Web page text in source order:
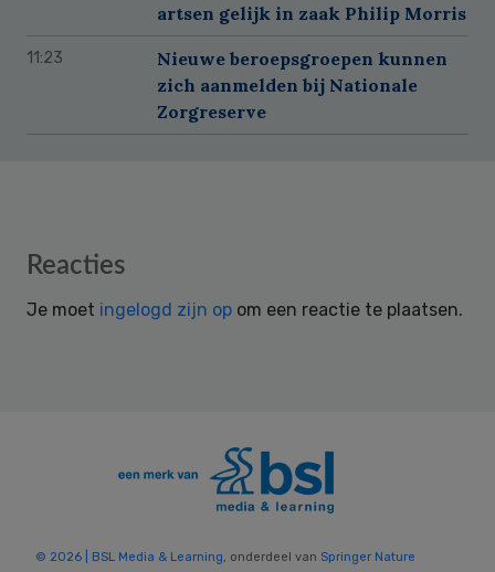
artsen gelijk in zaak Philip Morris
11:23
Nieuwe beroepsgroepen kunnen
zich aanmelden bij Nationale
Zorgreserve
Reader
Reacties
Je moet ingelogd zijn op om een reactie te plaatsen.
© 2026 | BSL Media & Learning, onderdeel van Springer Nature